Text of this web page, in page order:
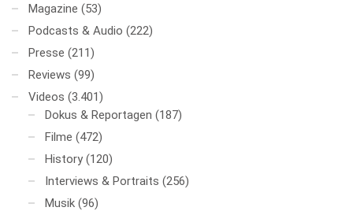
Magazine (53)
Podcasts & Audio (222)
Presse (211)
Reviews (99)
Videos (3.401)
Dokus & Reportagen (187)
Filme (472)
History (120)
Interviews & Portraits (256)
Musik (96)